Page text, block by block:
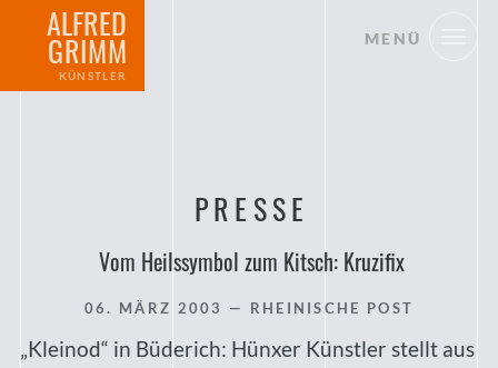
ALFRED
GRIMM
KÜNSTLER
MENÜ
PRESSE
Vom Heilssymbol zum Kitsch: Kruzifix
06. MÄRZ 2003 — RHEINISCHE POST
„Kleinod“ in Büderich: Hünxer Künstler stellt aus